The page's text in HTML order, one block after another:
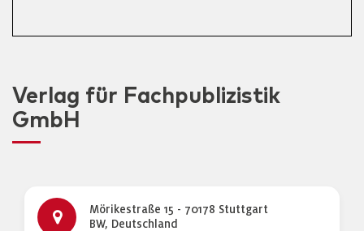
Verlag für Fachpublizistik
GmbH
Mörikestraße 15 - 70178 Stuttgart
BW, Deutschland